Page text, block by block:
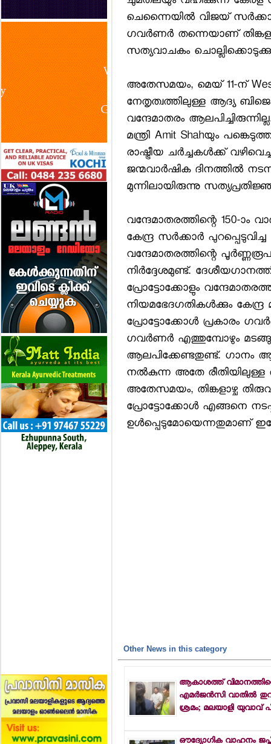
ചെന്നൈയില്‍ വിജയ്
ഗവര്‍ണര്‍ തന്നെയാണ്
സത്യവാചകം
അതേസമയം, മെയ് 11-ന് West
നേതൃത്വത്തിലുള്ള ആദ്യ
വന്ദേമാതരം
മന്ത്രി Amit Shahയും
രാഷ്ട്രീയ ചര്‍ച്ചകള്‍ക്ക്
ജന്മവാര്‍ഷിക ദിനത്തില്‍
മുന്നിലായിരുന്നു
വന്ദേമാതരത്തിന്റെ 150-
കേന്ദ്ര സര്‍ക്കാര്‍
വന്ദേമാതരത്തിന്റെ
നിര്‍ദ്ദേശമുണ്ട്.
പ്രോട്ടോക്കോളും
നിയമഭേദഗതികള്‍ക്കും
പ്രോട്ടോക്കോള്‍ പ്രകാരം
ഗവര്‍ണര്‍ എത്തുമ്പോഴും
ആലപിക്കേണ്ടതുണ്ട്. ഗാനം
നല്‍കുന്ന അതേ രീതിയിലുള്ള
അതേസമയം, തിങ്കളാഴ്ച
പ്രോട്ടോക്കോള്‍ എങ്ങനെ
ഉള്‍പ്പെടുമോയെന്നതുമാണ്
Other News in this category
ആകാശത്ത്
എമര്‍ജന്‍സി വാതില്‍
ശ്രമം; മലയാളി യുവാവ്
ഔദ്യോഗിക വാഹനം